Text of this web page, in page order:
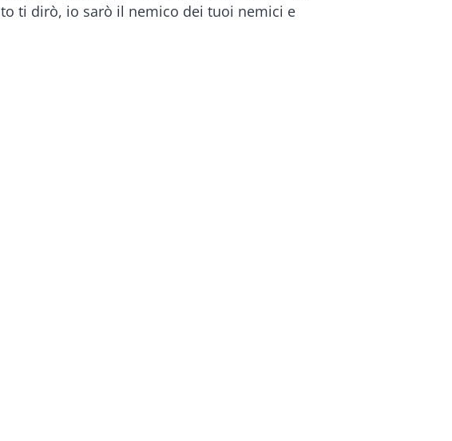
ti dirò, io sarò il nemico dei tuoi nemici e